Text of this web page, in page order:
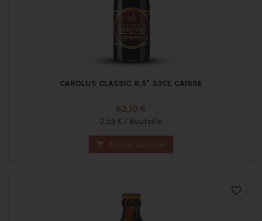
CAROLUS CLASSIC 8,5° 33CL CAISSE
Prix
62,10 €
2,59 € / Bouteille
 Ajouter au panier
favorite_border